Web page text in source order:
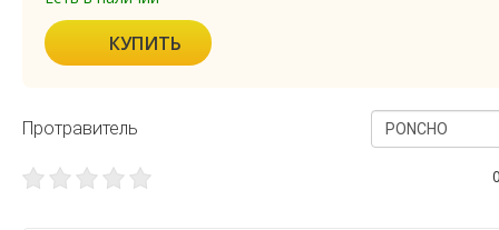
КУПИТЬ
Протравитель PONCHO